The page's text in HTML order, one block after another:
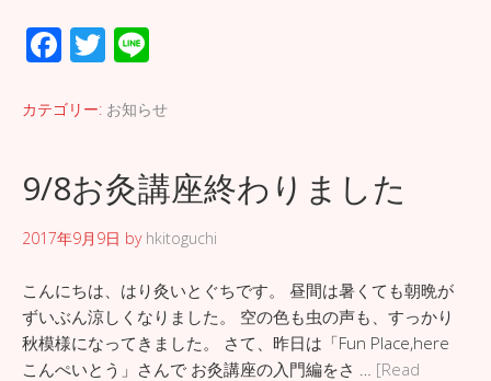
F
e
o
o
k
T
tt e
カテゴリー: お知らせ
9/8お灸講座終わりました
2017年9月9日 by hkitoguchi
こんにちは、はり灸いとぐちです。 昼間は暑くても朝晩が
ずいぶん涼しくなりました。 空の色も虫の声も、すっかり
秋模様になってきました。 さて、昨日は「Fun Place,here
こんぺいとう」さんで お灸講座の入門編をさ … [Read